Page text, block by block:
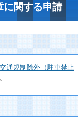
に関する申請
交通規制除外（駐車禁止